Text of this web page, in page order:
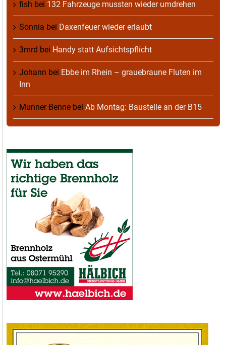
fish bei 132 Fahrzeuge mussten wieder umdrehen
Sonnia bei Daxenfeuer wieder erlaubt
3mrd bei Handy statt Aufsichtspflicht
Johann bei Ebbe im Rhein – grauebraune Fluten im
Inn
Munner Benne bei Ab Montag: Baustelle an der B15